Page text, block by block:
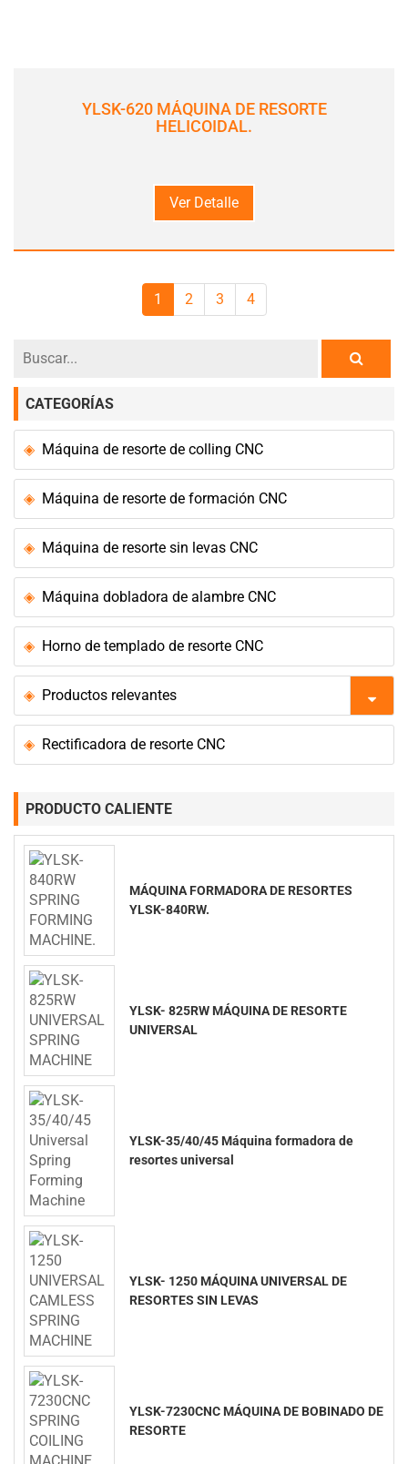
YLSK-620 MÁQUINA DE RESORTE
HELICOIDAL.
Ver Detalle
1 2 3 4
CATEGORÍAS
Máquina de resorte de colling CNC
Máquina de resorte de formación CNC
Máquina de resorte sin levas CNC
Máquina dobladora de alambre CNC
Horno de templado de resorte CNC
Productos relevantes
Rectificadora de resorte CNC
PRODUCTO CALIENTE
MÁQUINA FORMADORA DE RESORTES
YLSK-840RW.
YLSK- 825RW MÁQUINA DE RESORTE
UNIVERSAL
YLSK-35/40/45 Máquina formadora de
resortes universal
YLSK- 1250 MÁQUINA UNIVERSAL DE
RESORTES SIN LEVAS
YLSK-7230CNC MÁQUINA DE BOBINADO DE
RESORTE